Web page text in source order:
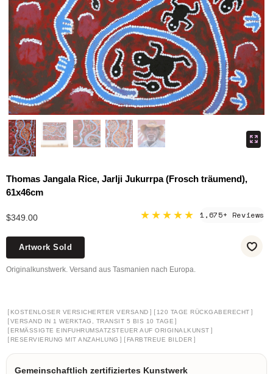
Thomas Jangala Rice, Jarlji Jukurrpa (Frosch träumend),
61x46cm
$349.00 ★★★★★ 1,675+ Reviews
Artwork Sold
Originalkunstwerk. Versand aus Tasmanien nach Europa.
[ KOSTENLOSER VERSICHERTER VERSAND ] [ 120 TAGE RÜCKGABERECHT ]
[VERSAND IN 1 WERKTAG, TRANSIT 5 BIS 10 TAGE ]
[ ERMÄSSIGTE EINFUHRUMSATZSTEUER AUF ORIGINALKUNST
]
[ RESERVIERUNG MIT ANZAHLUNG ] [ FARBTREUE BILDER ]
Gemeinschaftlich zertifiziertes Kunstwerk